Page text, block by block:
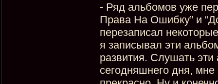
- Ряд альбомов уже
Права На Ошибку” и
перезаписал
я записывал эти
развития. Слушать
сегодняшнего дня,